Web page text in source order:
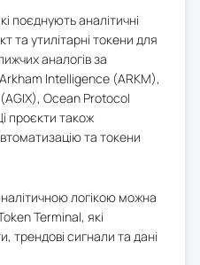
поєднують аналітичні
та утилітарні токени для
аналогів за
Intelligence (ARKM),
Ocean Protocol
проєкти також
та токени
логікою можна
Terminal, які
трендові сигнали та дані